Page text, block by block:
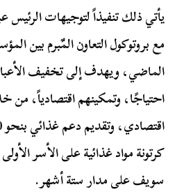
يأتي ذلك تنفيذاً لتوجيهات الرئيس
مع بروتوكول التعاون المٌبرم بين
الماضي، ويهدف إلى تخفيف
كرتونة مواد غذائية على الأسر
سويف على مدار ستة أشهر.